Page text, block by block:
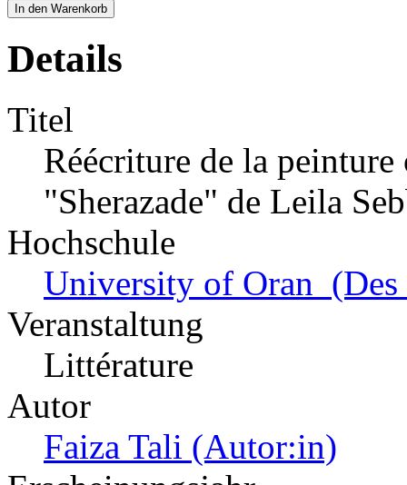
In den Warenkorb
Details
Titel
Réécriture de la
"Sherazade" de Leila
Hochschule
University of Oran (Des
Veranstaltung
Littérature
Autor
Faiza Tali (Autor:in)